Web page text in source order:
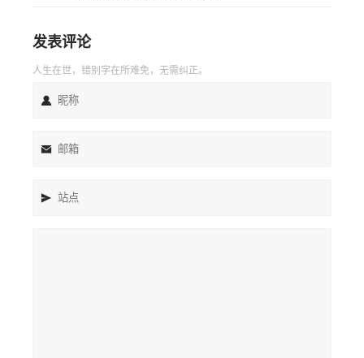
发表评论
人生在世，错别字在所难免，无需纠正。